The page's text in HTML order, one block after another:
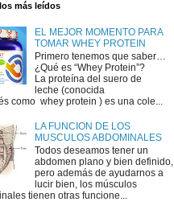
más leídos
EL MEJOR MOMENTO PARA
TOMAR WHEY PROTEIN
Primero tenemos que saber…
¿Qué es “Whey Protein”?
La proteína del suero de
leche (conocida
como whey protein ) es una cole...
LA FUNCION DE LOS
MUSCULOS ABDOMINALES
Todos deseamos tener un
abdomen plano y bien definido,
pero además de ayudarnos a
lucir bien, los músculos
tienen otras funcione...